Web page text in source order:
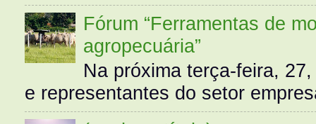
Fórum “Ferramentas de
agropecuária”
Na próxima terça-feira,
e representantes do setor